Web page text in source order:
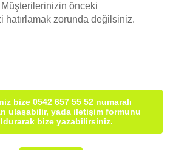
önceki
hatırlamak zorunda değilsiniz.
bize 0542 657 55 52 numaralı
ulaşabilir, yada iletişim formunu
bize yazabilirsiniz.